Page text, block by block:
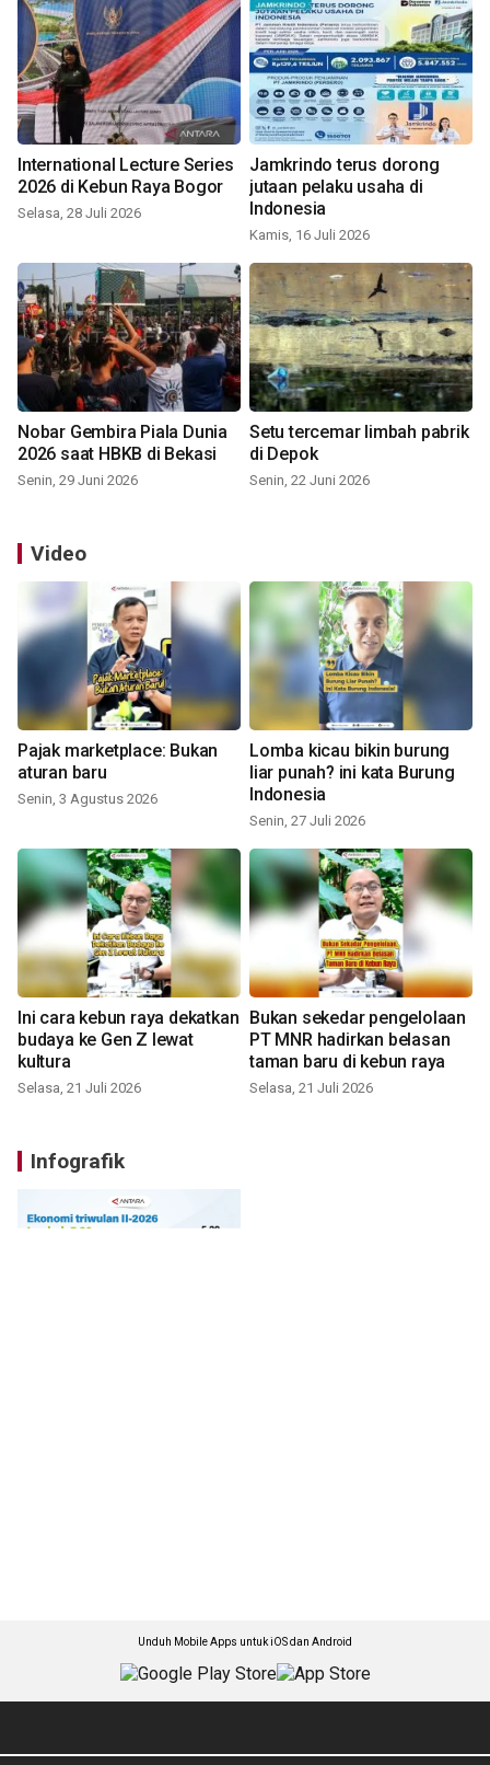
International Lecture Series
2026 di Kebun Raya Bogor
Selasa, 28 Juli 2026
Jamkrindo terus dorong
jutaan pelaku usaha di
Indonesia
Kamis, 16 Juli 2026
Nobar Gembira Piala Dunia
2026 saat HBKB di Bekasi
Senin, 29 Juni 2026
Setu tercemar limbah pabrik
di Depok
Senin, 22 Juni 2026
Video
Pajak marketplace: Bukan
aturan baru
Senin, 3 Agustus 2026
Lomba kicau bikin burung
liar punah? ini kata Burung
Indonesia
Senin, 27 Juli 2026
Ini cara kebun raya dekatkan
budaya ke Gen Z lewat
kultura
Selasa, 21 Juli 2026
Bukan sekedar pengelolaan
PT MNR hadirkan belasan
taman baru di kebun raya
Selasa, 21 Juli 2026
Infografik
Unduh Mobile Apps untuk iOS dan Android